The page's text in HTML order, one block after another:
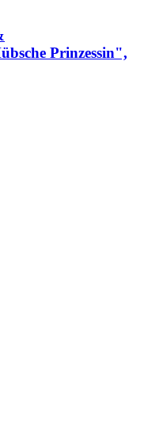
Prinzessin",